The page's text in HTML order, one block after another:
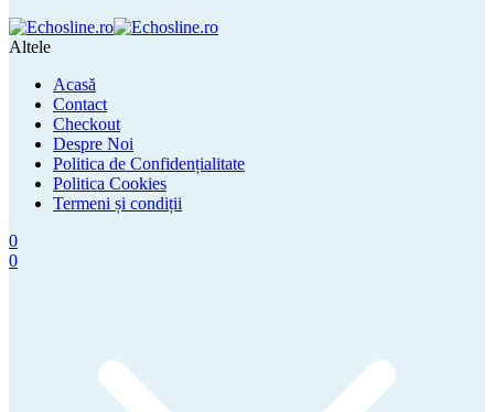
Altele
Acasă
Contact
Checkout
Despre Noi
Politica de Confidențialitate
Politica Cookies
Termeni și condiții
0
0